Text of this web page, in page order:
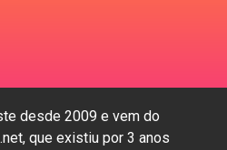
desde 2009 e vem do
que existiu por 3 anos